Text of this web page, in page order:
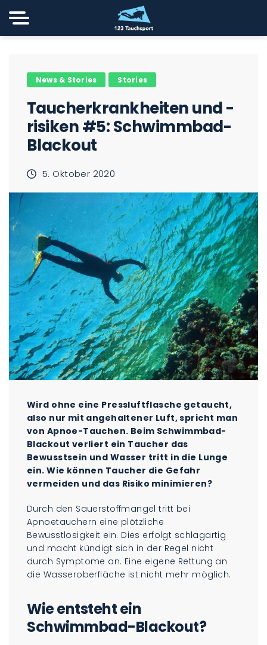
News & Stories Stories
Taucherkrankheiten und -
risiken #5: Schwimmbad-
Blackout
5. Oktober 2020
Wird ohne eine Pressluftflasche getaucht,
also nur mit angehaltener Luft, spricht man
von Apnoe-Tauchen. Beim Schwimmbad-
Blackout verliert ein Taucher das
Bewusstsein und Wasser tritt in die Lunge
ein. Wie können Taucher die Gefahr
vermeiden und das Risiko minimieren?
Durch den Sauerstoffmangel tritt bei
Apnoetauchern eine plötzliche
Bewusstlosigkeit ein. Dies erfolgt schlagartig
und macht kündigt sich in der Regel nicht
durch Symptome an. Eine eigene Rettung an
die Wasseroberfläche ist nicht mehr möglich.
Wie entsteht ein
Schwimmbad-Blackout?